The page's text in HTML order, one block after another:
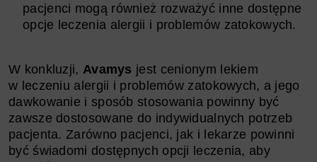
pacjenci mogą również rozważyć inne dostępne
opcje leczenia alergii i problemów zatokowych.
W konkluzji, Avamys jest cenionym lekiem
w leczeniu alergii i problemów zatokowych, a jego
dawkowanie i sposób stosowania powinny być
zawsze dostosowane do indywidualnych potrzeb
pacjenta. Zarówno pacjenci, jak i lekarze powinni
być świadomi dostępnych opcji leczenia, aby